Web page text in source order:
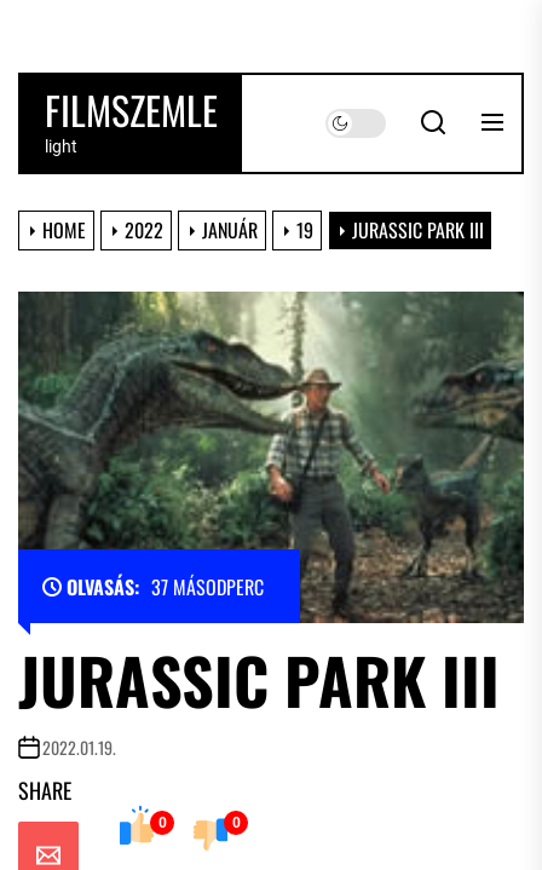
the
contentFILMSZEMLE
light
HOME 2022 JANUÁR 19 JURASSIC PARK III
OLVASÁS: 37 MÁSODPERC
JURASSIC PARK III
2022.01.19.
SHARE
0 0